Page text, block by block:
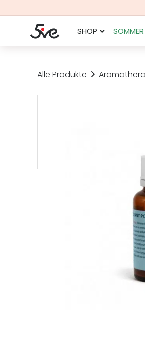
SHOP SOMMER
Alle Produkte